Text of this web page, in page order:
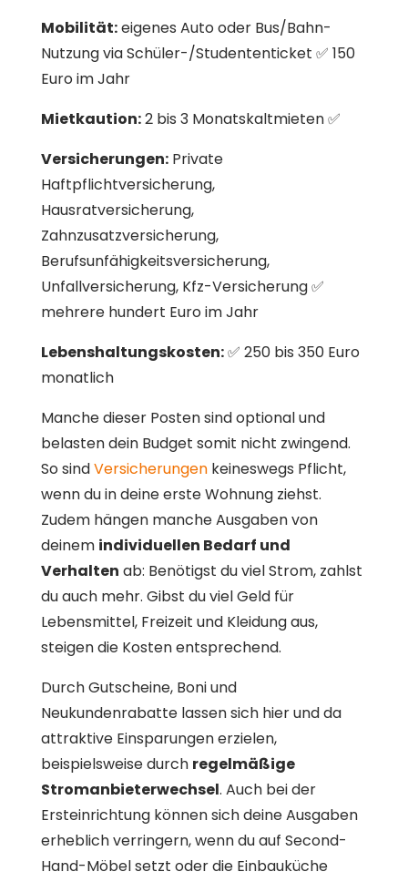
Mobilität:eigenes Auto oder Bus/Bahn-
Nutzung via Schüler-/Studententicket ✅ 150
Euro im Jahr
Mietkaution:2 bis 3 Monatskaltmieten ✅
Versicherungen:Private
Haftpflichtversicherung,
Hausratversicherung,
Zahnzusatzversicherung,
Berufsunfähigkeitsversicherung,
Unfallversicherung, Kfz-Versicherung ✅
mehrere hundert Euro im Jahr
Lebenshaltungskosten:✅ 250 bis 350 Euro
monatlich
Manche dieser Posten sind optional und
belasten dein Budget somit nicht zwingend.
So sindVersicherungenkeineswegs Pflicht,
wenn du in deine erste Wohnung ziehst.
Zudem hängen manche Ausgaben von
deinem individuellen Bedarf und
Verhalten ab: Benötigst du viel Strom, zahlst
du auch mehr. Gibst du viel Geld für
Lebensmittel, Freizeit und Kleidung aus,
steigen die Kosten entsprechend.
Durch Gutscheine, Boni und
Neukundenrabatte lassen sich hier und da
attraktive Einsparungen erzielen,
beispielsweise durch regelmäßige
Stromanbieterwechsel. Auch bei der
Ersteinrichtung können sich deine Ausgaben
erheblich verringern, wenn du auf Second-
Hand-Möbel setzt oder die Einbauküche